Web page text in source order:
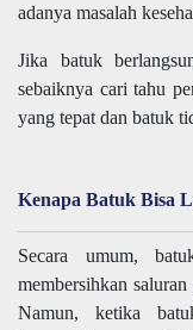
adanya masalah
Jika batuk
sebaiknya cari tahu
yang tepat dan batuk
Kenapa Batuk Bisa
Secara umum,
membersihkan
Namun, ketika